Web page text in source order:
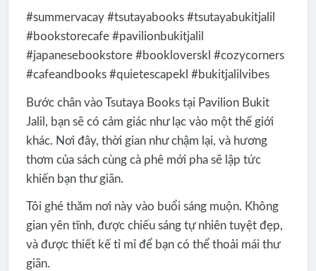
#summervacay #tsutayabooks #tsutayabukitjalil
#bookstorecafe #pavilionbukitjalil
#japanesebookstore #bookloverskl #cozycorners
#cafeandbooks #quietescapekl #bukitjalilvibes
Bước chân vào Tsutaya Books tại Pavilion Bukit
Jalil, bạn sẽ có cảm giác như lạc vào một thế giới
khác. Nơi đây, thời gian như chậm lại, và hương
thơm của sách cùng cà phê mới pha sẽ lập tức
khiến bạn thư giãn.
Tôi ghé thăm nơi này vào buổi sáng muộn. Không
gian yên tĩnh, được chiếu sáng tự nhiên tuyệt đẹp,
và được thiết kế tỉ mỉ để bạn có thể thoải mái thư
giãn.